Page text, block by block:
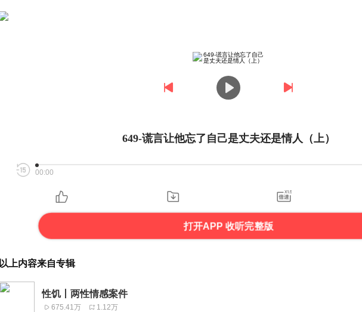
649-谎言让他忘了自己是丈夫还是情人（上）
00:00
打开APP 收听完整版
以上内容来自专辑
性饥丨两性情感案件
675.41万 1.12万